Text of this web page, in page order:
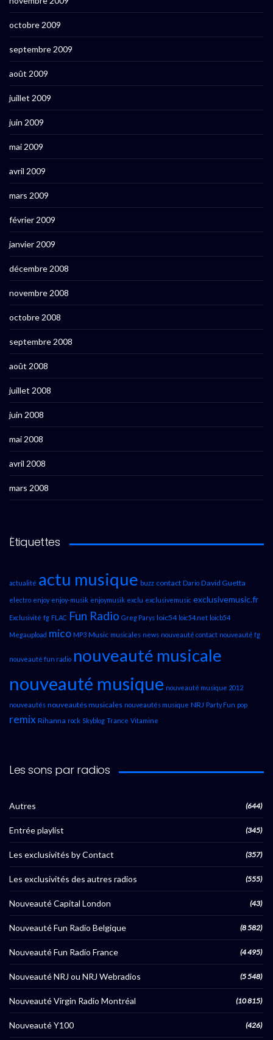
octobre 2009
septembre 2009
août 2009
juillet 2009
juin 2009
mai 2009
avril 2009
mars 2009
février 2009
janvier 2009
décembre 2008
novembre 2008
octobre 2008
septembre 2008
août 2008
juillet 2008
juin 2008
mai 2008
avril 2008
mars 2008
Étiquettes
actualité actu musique buzz contact Dario David Guetta
electro enjoy enjoy-musik enjoymusik exclu exclusivemusic exclusivemusic.fr
Exclusivité fg FLAC Fun Radio Greg Parys loic54 loic54.net loicb54
Megaupload mico MP3 Music musicales news nouveauté contact nouveauté fg
nouveauté fun radio nouveauté musicale
nouveauté musique nouveauté musique 2012
nouveautés nouveautés musicales nouveautés musique NRJ Party Fun pop
remix Rihanna rock Skyblog Trance Vitamine
Les sons par radios
Autres (644)
Entrée playlist (345)
Les exclusivités by Contact (357)
Les exclusivités des autres radios (555)
Nouveauté Capital London (43)
Nouveauté Fun Radio Belgique (8 582)
Nouveauté Fun Radio France (4 495)
Nouveauté NRJ ou NRJ Webradios (5 548)
Nouveauté Virgin Radio Montréal (10 815)
Nouveauté Y100 (426)